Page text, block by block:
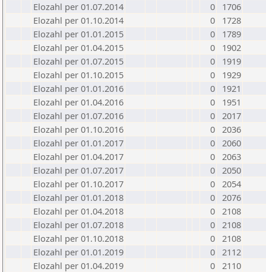
Elozahl per 01.07.2014
0
1706
Elozahl per 01.10.2014
0
1728
Elozahl per 01.01.2015
0
1789
Elozahl per 01.04.2015
0
1902
Elozahl per 01.07.2015
0
1919
Elozahl per 01.10.2015
0
1929
Elozahl per 01.01.2016
0
1921
Elozahl per 01.04.2016
0
1951
Elozahl per 01.07.2016
0 2017
Elozahl per 01.10.2016
0 2036
Elozahl per 01.01.2017
0 2060
Elozahl per 01.04.2017
0 2063
Elozahl per 01.07.2017
0 2050
Elozahl per 01.10.2017
0 2054
Elozahl per 01.01.2018
0 2076
Elozahl per 01.04.2018
0 2108
Elozahl per 01.07.2018
0 2108
Elozahl per 01.10.2018
0 2108
Elozahl per 01.01.2019
0 2112
Elozahl per 01.04.2019
0 2110